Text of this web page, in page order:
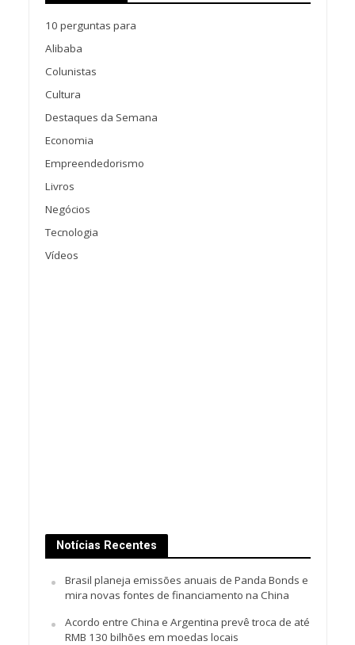
10 perguntas para
Alibaba
Colunistas
Cultura
Destaques da Semana
Economia
Empreendedorismo
Livros
Negócios
Tecnologia
Vídeos
Notícias Recentes
Brasil planeja emissões anuais de Panda Bonds e
mira novas fontes de financiamento na China
Acordo entre China e Argentina prevê troca de até
RMB 130 bilhões em moedas locais